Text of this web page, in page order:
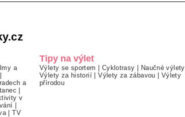
a
a
v
|TV
Tipy na výlet
Výlety se sportem Cyklotrasy Naučné výlety
Výlety za historií |Výlety za zábavou
Výlety
přírodou